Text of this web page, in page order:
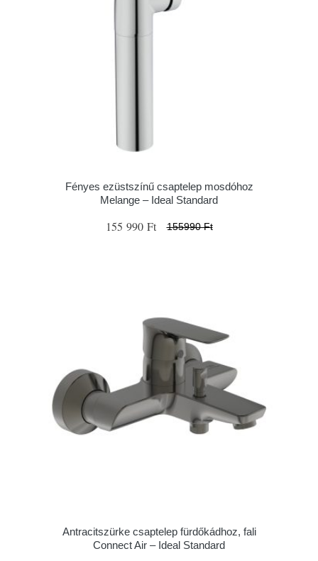
Fényes ezüstszínű csaptelep mosdóhoz
Melange – Ideal Standard
155 990 Ft 155990 Ft
Antracitszürke csaptelep fürdőkádhoz, fali
Connect Air – Ideal Standard